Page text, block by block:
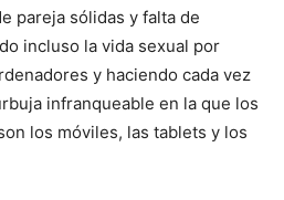
pareja sólidas y falta de
incluso la vida sexual por
y haciendo cada vez
infranqueable en la que los
los móviles, las tablets y los